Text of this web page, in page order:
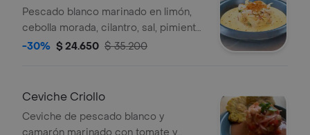
Pescado blanco marinado en limón,
cebolla morada, cilantro, sal, pimienta,
salsa de ají amarillo de base y quinoa
-30% $ 24.650 $ 35.200
Ceviche Criollo
Ceviche de pescado blanco y